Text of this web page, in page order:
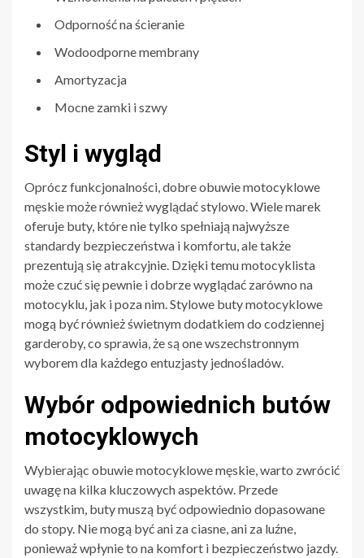
Odporność na ścieranie
Wodoodporne membrany
Amortyzacja
Mocne zamki i szwy
Styl i wygląd
Oprócz funkcjonalności, dobre obuwie motocyklowe
męskie może również wyglądać stylowo. Wiele marek
oferuje buty, które nie tylko spełniają najwyższe
standardy bezpieczeństwa i komfortu, ale także
prezentują się atrakcyjnie. Dzięki temu motocyklista
może czuć się pewnie i dobrze wyglądać zarówno na
motocyklu, jak i poza nim. Stylowe buty motocyklowe
mogą być również świetnym dodatkiem do codziennej
garderoby, co sprawia, że są one wszechstronnym
wyborem dla każdego entuzjasty jednośladów.
Wybór odpowiednich butów
motocyklowych
Wybierając obuwie motocyklowe męskie, warto zwrócić
uwagę na kilka kluczowych aspektów. Przede
wszystkim, buty muszą być odpowiednio dopasowane
do stopy. Nie mogą być ani za ciasne, ani za luźne,
ponieważ wpłynie to na komfort i bezpieczeństwo jazdy.